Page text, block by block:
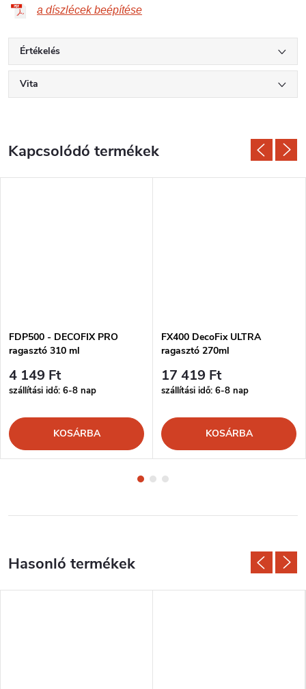
a díszlécek beépítése
Értékelés
Vita
Kapcsolódó termékek
FDP500 - DECOFIX PRO
ragasztó 310 ml
4 149 Ft
szállítási idő: 6-8 nap
KOSÁRBA
FX400 DecoFix ULTRA
ragasztó 270ml
17 419 Ft
szállítási idő: 6-8 nap
KOSÁRBA